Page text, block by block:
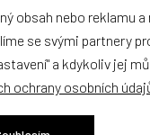
popleta, domeček
obsah nebo reklamu
se svými partnery
a kdykoliv jej
ochrany osobních